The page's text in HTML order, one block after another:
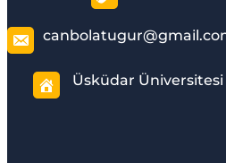
Üsküdar Üniversitesi